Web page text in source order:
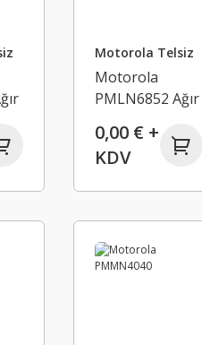
Motorola Telsiz
Motorola
PMLN6852 Ağır
Bantlı Kulaklık
0,00 € +
KDV